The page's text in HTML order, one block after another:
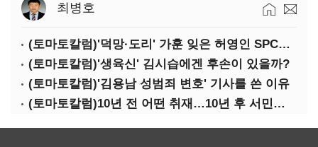
최병호
(토마토칼럼)'덕망·도리' 가훈 잊은 허영인 SPC그룹 회장
(토마토칼럼)'생육신' 김시습에겐 후손이 있을까?
(토마토칼럼)'김용남 성범죄 변호' 기사를 쓴 이유
(토마토칼럼)10년 전 어떤 취재…10년 후 서민석·박상용